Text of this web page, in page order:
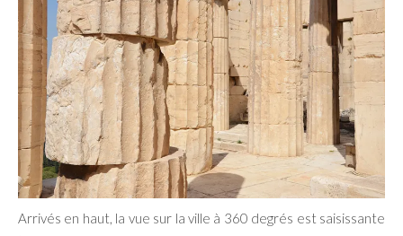
Arrivés en haut, la vue sur la ville à 360 degrés est saisissante